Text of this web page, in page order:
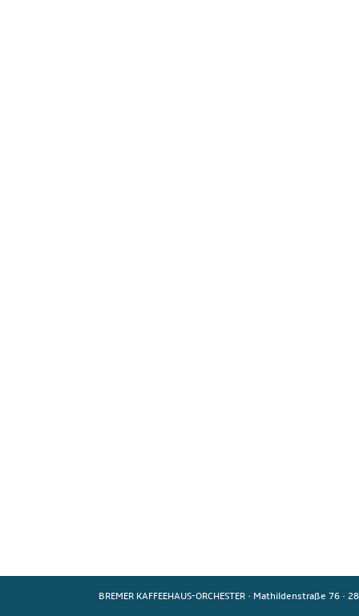
BREMER KAFFEEHAUS-ORCHESTER · Mathildenstraße 76 ·